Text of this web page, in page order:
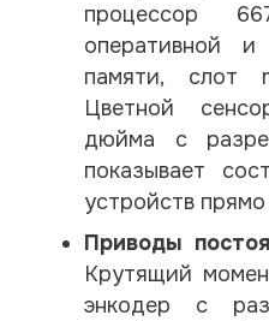
процессор
оперативной
памяти, слот
Цветной
дюйма с
показывает
устройств
Приводы
Крутящий
энкодер с